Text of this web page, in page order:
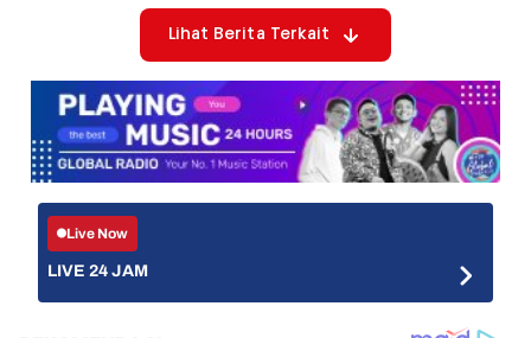
Lihat Berita Terkait
Live Now
LIVE 24 JAM